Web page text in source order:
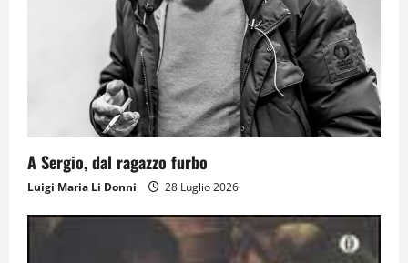
3
Orientarsi significa Scegliere. Ogni
gesto lascia un impronta
13 Giugno 2026
4
Come hanno fatto? La scalata lampo del
Como 1907 verso l’Europa
12 Giugno 2026
A Sergio, dal ragazzo furbo
Luigi Maria Li Donni 28 Luglio 2026